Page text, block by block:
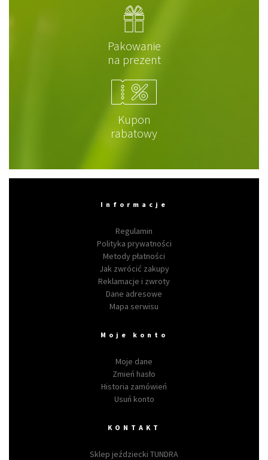
Pakowanie
na prezent
Kupon
rabatowy
Informacje
Regulamin
Polityka prywatności
Metody płatności
Jak zwrócić zakupy
Reklamacje i zwroty
Dane adresowe
Mapa serwisu
Moje konto
Moje dane
Zmień hasło
Historia zamówień
Usuń konto
KONTAKT
Sklep jeździecki TUNDRA